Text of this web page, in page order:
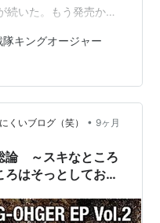
いた。もう発売から1
終わるというのに年
れていないとなると
の時食う蕎麦の味に集
後悔無しのまっさらブ
は見よう。セットで発
ウリ…
隊キングオージャー
くいブログ（笑） • 9ヶ月
論 ～スキなところ
ろはそっとしてお